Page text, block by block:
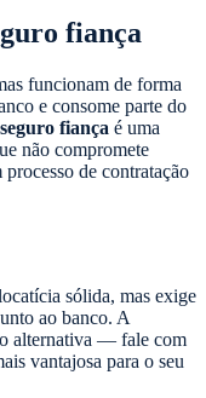
fiança
funcionam de forma
e consome parte do
seguro fiança é uma
não compromete
de contratação
sólida, mas exige
ao banco. A
alternativa — fale com
vantajosa para o seu